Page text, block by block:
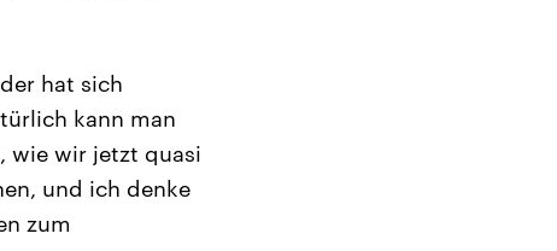
hat sich
kann man
wie wir jetzt quasi
und ich denke
zum